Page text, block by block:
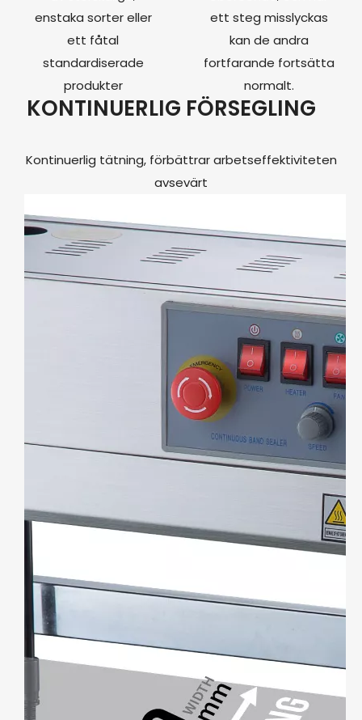
enstaka sorter eller
ett fåtal
standardiserade
produkter
ett steg misslyckas
kan de andra
fortfarande fortsätta
normalt.
KONTINUERLIG FÖRSEGLING
Kontinuerlig tätning, förbättrar arbetseffektiviteten
avsevärt